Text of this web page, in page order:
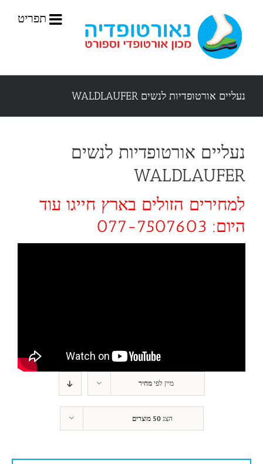
נעליים אורטופדיות לנשים WALDLAUFER
נעליים אורטופדיות לנשים
WALDLAUFER
למחירים הזולים בארץ חייגו עוד
היום: 077-7507603
מיין לפימחיר
הצג50 מוצרים